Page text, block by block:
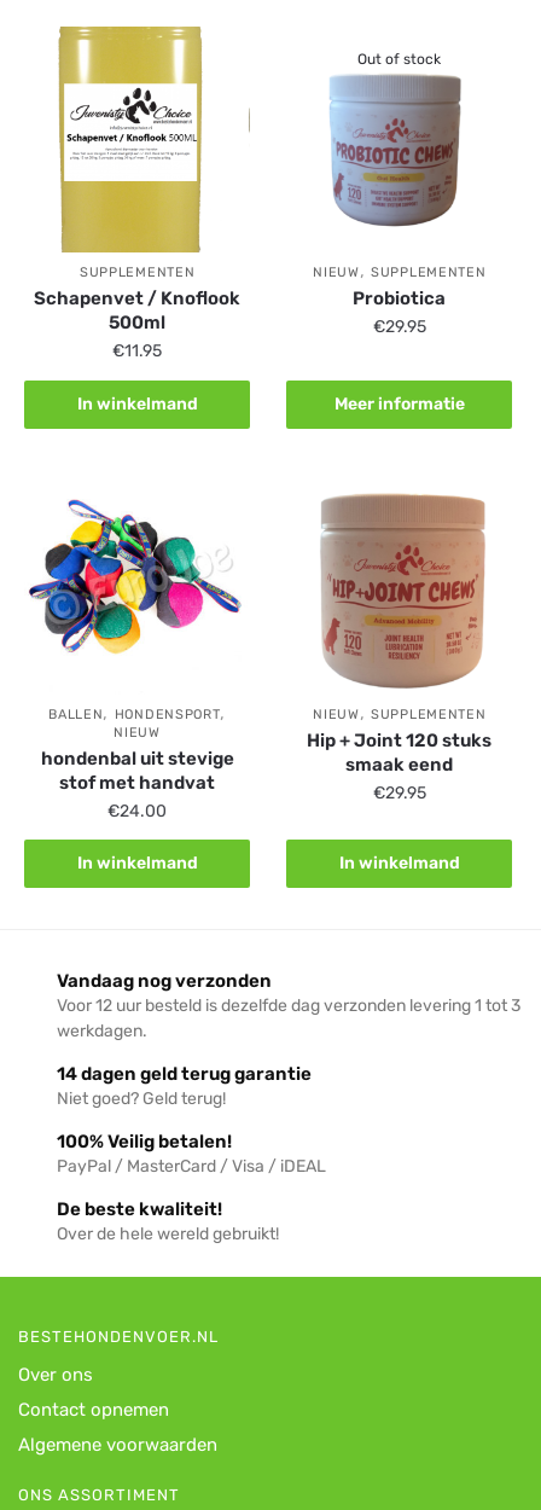
SUPPLEMENTEN
Schapenvet / Knoflook
500ml
€11.95
In winkelmand
Out of stock
NIEUW,SUPPLEMENTEN
Probiotica
€29.95
Meer informatie
BALLEN, HONDENSPORT,
NIEUW
hondenbal uit stevige
stof met handvat
€24.00
In winkelmand
NIEUW,SUPPLEMENTEN
Hip + Joint 120 stuks
smaak eend
€29.95
In winkelmand
Vandaag nog verzonden
Voor 12 uur besteld is dezelfde dag verzonden levering 1 tot 3
werkdagen.
14 dagen geld terug garantie
Niet goed? Geld terug!
100% Veilig betalen!
PayPal / MasterCard / Visa / iDEAL
De beste kwaliteit!
Over de hele wereld gebruikt!
BESTEHONDENVOER.NL
Over ons
Contact opnemen
Algemene voorwaarden
ONS ASSORTIMENT